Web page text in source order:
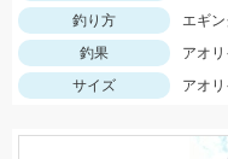
釣り方
エギ
釣果
アオ
サイズ
アオ